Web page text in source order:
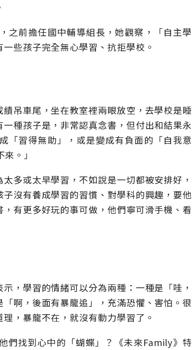
之前擔任國中輔導組長，她觀察，「自主學
些孩子完全無心學習、抗拒學校。
吊車尾，坐在教室裡兩眼放空，去學校是睡
種孩子是，非常認真念書，但付出和結果永
「習得無助」，或是變成有負面的「自我意
。」
多或太早學習，不如說是一切都被安排好，
沒有養成學習的習慣、對學科的興趣，要他
有更多好玩的事可做，他們寧可滑手機、看
，學習的情緒可以分為兩種：一種是「哇，
啊，後面有暴龍追」，充滿恐懼、害怕。很
，暴龍不在，就沒有動力學習了。
們找到心中的「蝴蝶」？《未來Family》特